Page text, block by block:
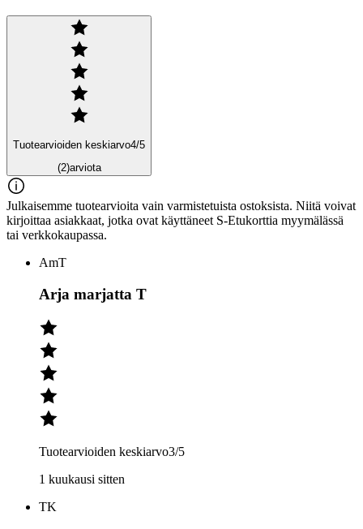
Tuotearvioiden keskiarvo4/5
(2)arviota
Julkaisemme tuotearvioita vain varmistetuista ostoksista. Niitä voivat
kirjoittaa asiakkaat, jotka ovat käyttäneet S-Etukorttia myymälässä
tai verkkokaupassa.
AmT
Arja marjatta T
Tuotearvioiden keskiarvo3/5
1 kuukausi sitten
TK